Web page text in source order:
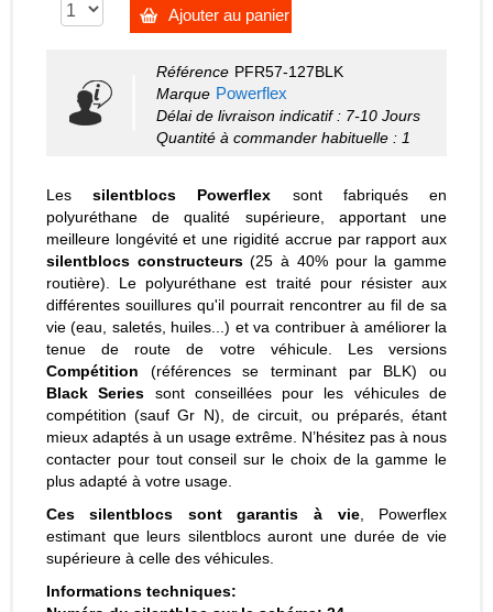
Ajouter au panier
Référence PFR57-127BLK
Marque Powerflex
Délai de livraison indicatif : 7-10 Jours
Quantité à commander habituelle : 1
Lessilentblocs Powerflex sont fabriqués en
polyuréthane de qualité supérieure, apportant une
meilleure longévité et une rigidité accrue par rapport aux
silentblocs constructeurs(25 à 40% pour la gamme
routière). Le polyuréthane est traité pour résister aux
différentes souillures qu'il pourrait rencontrer au fil de sa
vie (eau, saletés, huiles...) et va contribuer à améliorer la
tenue de route de votre véhicule. Les versions
Compétition (références se terminant par BLK) ou
Black Series sont conseillées pour les véhicules de
compétition (sauf Gr N), de circuit, ou préparés, étant
mieux adaptés à un usage extrême. N’hésitez pas à nous
contacter pour tout conseil sur le choix de la gamme le
plus adapté à votre usage.
Ces silentblocs sont garantis à vie, Powerflex
estimant que leurs silentblocs auront une durée de vie
supérieure à celle des véhicules.
Informations techniques: